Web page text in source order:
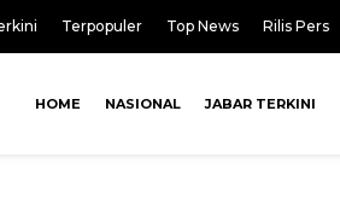
Terpopuler Top News Rilis Pers
HOME NASIONAL JABAR TERKINI